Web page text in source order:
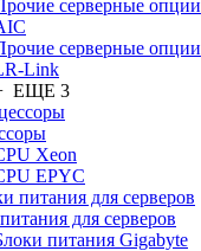
серверные опции
серверные опции
Link
ЕЩЕ 3
Xeon
EPYC
для серверов
питания Gigabyte